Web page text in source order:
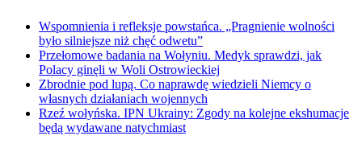
Wspomnienia i refleksje powstańca. „Pragnienie wolności
było silniejsze niż chęć odwetu”
Przełomowe badania na Wołyniu. Medyk sprawdzi, jak
Polacy ginęli w Woli Ostrowieckiej
Zbrodnie pod lupą. Co naprawdę wiedzieli Niemcy o
własnych działaniach wojennych
Rzeź wołyńska. IPN Ukrainy: Zgody na kolejne ekshumacje
będą wydawane natychmiast